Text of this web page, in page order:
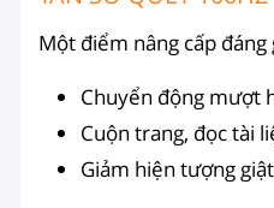
Một điểm nâng cấp
Chuyển động mượt
Cuộn trang, đọc tài
Giảm hiện tượng